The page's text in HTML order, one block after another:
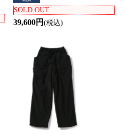
SOLD OUT
39,600円(税込)